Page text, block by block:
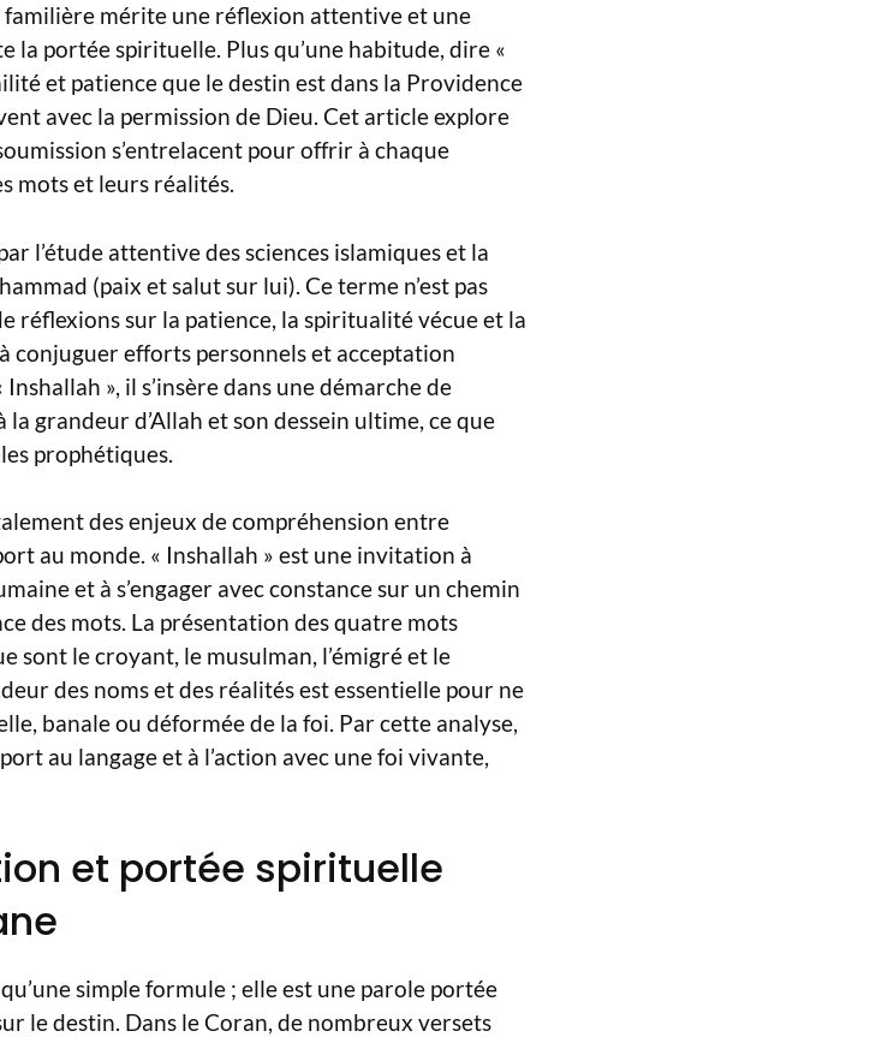
mérite une réflexion attentive et une
la portée spirituelle. Plus qu’une habitude, dire «
et patience que le destin est dans la Providence
avec la permission de Dieu. Cet article explore
s’entrelacent pour offrir à chaque
mots et leurs réalités.
l’étude attentive des sciences islamiques et la
(paix et salut sur lui). Ce terme n’est pas
réflexions sur la patience, la spiritualité vécue et la
conjuguer efforts personnels et acceptation
», il s’insère dans une démarche de
grandeur d’Allah et son dessein ultime, ce que
prophétiques.
des enjeux de compréhension entre
au monde. « Inshallah » est une invitation à
et à s’engager avec constance sur un chemin
des mots. La présentation des quatre mots
sont le croyant, le musulman, l’émigré et le
des noms et des réalités est essentielle pour ne
banale ou déformée de la foi. Par cette analyse,
au langage et à l’action avec une foi vivante,
et portée spirituelle
simple formule ; elle est une parole portée
le destin. Dans le Coran, de nombreux versets